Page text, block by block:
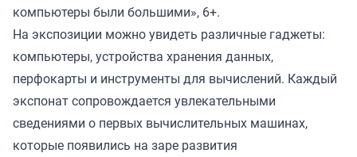
компьютеры были большими», 6+.
На экспозиции можно увидеть различные гаджеты:
компьютеры, устройства хранения данных,
перфокарты и инструменты для вычислений. Каждый
экспонат сопровождается увлекательными
сведениями о первых вычислительных машинах,
которые появились на заре развития